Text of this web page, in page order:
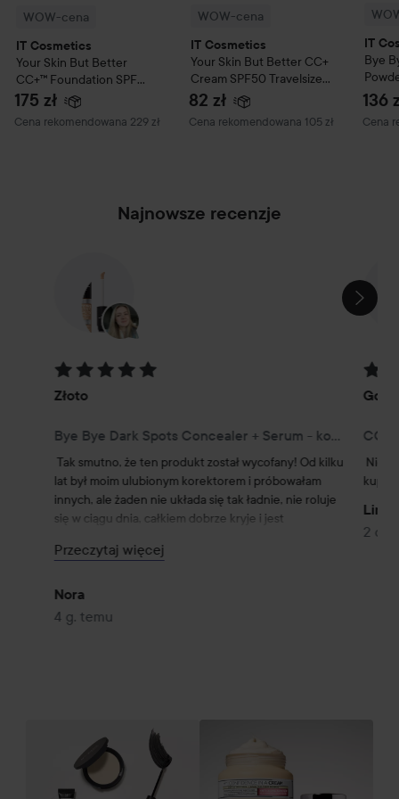
WOW-cena
IT Cosmetics
Your Skin But Better
CC+™ Foundation SPF
50+ - krem CC z SPF 55
02 Fair Ivory
175 zł
Cena rekomendowana 229 zł
Zalecana cena 229 zł
WOW-cena
IT Cosmetics
Your Skin But Better CC+
Cream SPF50 Travelsize -
Krem CC w formacie
podróżnym
82 zł
Cena rekomendowana 105 zł
Zalecana cena 105 zł
IT
Bye
136
Cena
Najnowsze recenzje
POMIŃ SEKCJĘ
Ocena: 5 z 5
Złoto
Bye Bye Dark Spots Concealer + Serum - korektor 20 Light Cool
Tak smutno, że ten produkt został wycofany! Od kilku
lat był moim ulubionym korektorem i próbowałam
innych, ale żaden nie układa się tak ładnie, nie roluje
się w ciągu dnia, całkiem dobrze kryje i jest
może mieć pryszcze. Właściwie używam go na całej
kiedyś wróci, żebym mogła kupić go ponownie przez
Lyko, a nie gdzie indziej!😔
Przeczytaj więcej
Nora
4 g. temu
Nie
kupić
Line
2 dni
POMIŃ SEKCJĘ